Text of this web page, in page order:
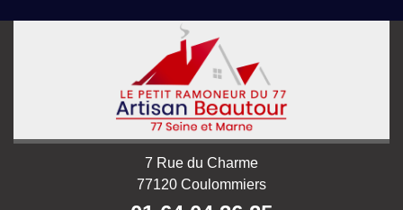
7 Rue du Charme
77120 Coulommiers